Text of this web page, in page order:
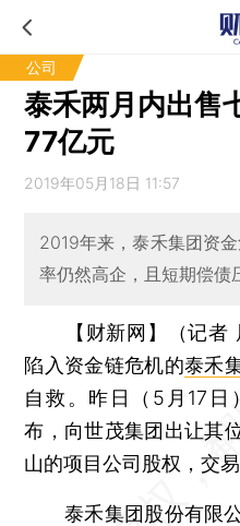
公司
泰禾两月内出售
77亿元
2019年05月18日 11:57
2019年来，泰禾集团资
率仍然高企，且短期偿债
【财新网】（记者
陷入资金链危机的泰禾
自救。昨日（5月17日
布，向世茂集团出让其
山的项目公司股权，交
泰禾集团股份有限